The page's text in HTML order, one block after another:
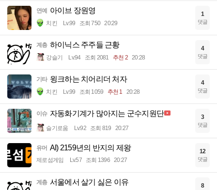
연예 아이브 장원영
치킨 Lv.99 조회 750 20:29
1
댓글
계층 하이닉스 주주들 근황
강슬기 Lv.94 조회 2081 추천 2 20:28
4
댓글
기타 윙크하는 치어리더 처자
치킨 Lv.99 조회 1059 추천 1 20:28
4
댓글
이슈 자동화기계가 많아지는 군수지원단
슬기로움 Lv.92 조회 819 20:27
3
댓글
유머 AI) 2159년의 반지의 제왕
제로섬게임 Lv.57 조회 1396 20:27
12
댓글
계층 서울에서 살기 싫은 이유 8